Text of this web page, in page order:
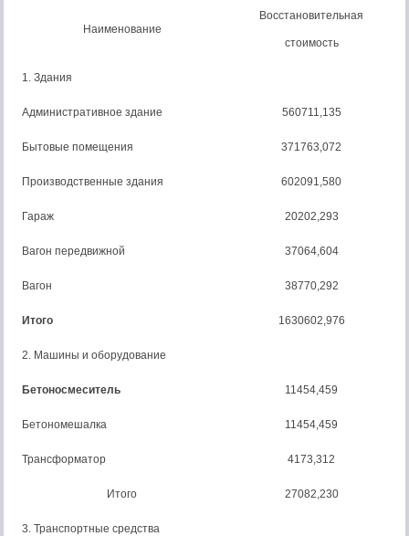
Наименование
Восстановительная
стоимость
1. Здания
Административное здание 560711,135
Бытовые помещения 371763,072
Производственные здания 602091,580
Гараж 20202,293
Вагон передвижной 37064,604
Вагон 38770,292
Итого 1630602,976
2. Машины и оборудование
Бетоносмеситель 11454,459
Бетономешалка 11454,459
Трансформатор 4173,312
Итого 27082,230
3. Транспортные средства